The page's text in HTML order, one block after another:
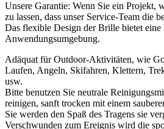
Unsere Garantie: Wenn Sie ein Projekt,
zu lassen, dass unser Service-Team die
Das flexible Design der Brille bietet
Anwendungsumgebung.
Adäquat für Outdoor-Aktivitäten, wie
Laufen, Angeln, Skifahren, Klettern,
usw.
Bitte benutzen Sie neutrale
reinigen, sanft trocken mit einem
Sie werden den Spaß des Tragens sie
Verschwunden zum Ereignis wird die